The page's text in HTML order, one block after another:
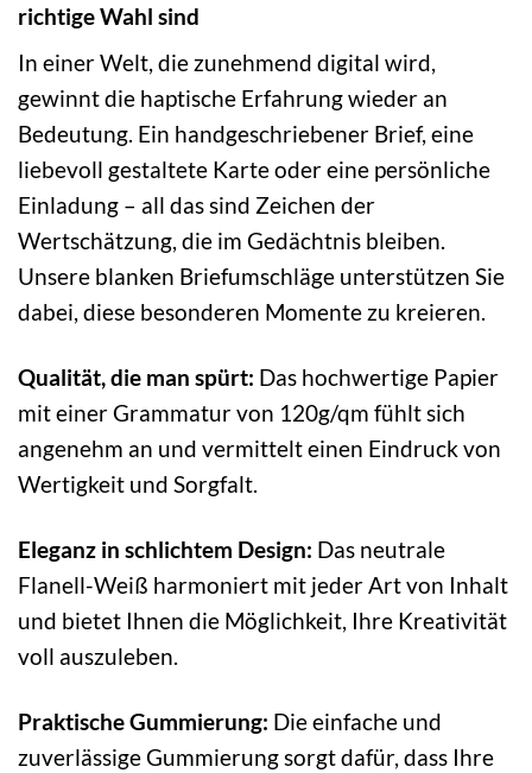
richtige Wahl sind
In einer Welt, die zunehmend digital wird,
gewinnt die haptische Erfahrung wieder an
Bedeutung. Ein handgeschriebener Brief, eine
liebevoll gestaltete Karte oder eine persönliche
Einladung – all das sind Zeichen der
Wertschätzung, die im Gedächtnis bleiben.
Unsere blanken Briefumschläge unterstützen Sie
dabei, diese besonderen Momente zu kreieren.
Qualität, die man spürt: Das hochwertige Papier
mit einer Grammatur von 120g/qm fühlt sich
angenehm an und vermittelt einen Eindruck von
Wertigkeit und Sorgfalt.
Eleganz in schlichtem Design: Das neutrale
Flanell-Weiß harmoniert mit jeder Art von Inhalt
und bietet Ihnen die Möglichkeit, Ihre Kreativität
voll auszuleben.
Praktische Gummierung: Die einfache und
zuverlässige Gummierung sorgt dafür, dass Ihre